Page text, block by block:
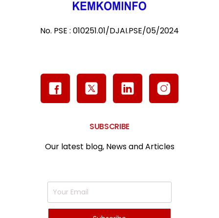
No. PSE : 010251.01/DJAI.PSE/05/2024
SUBSCRIBE
Our latest blog, News and Articles